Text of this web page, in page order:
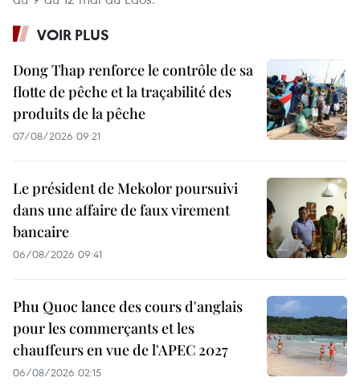
VOIR PLUS
Dong Thap renforce le contrôle de sa
flotte de pêche et la traçabilité des
produits de la pêche
07/08/2026 09:21
Le président de Mekolor poursuivi
dans une affaire de faux virement
bancaire
06/08/2026 09:41
Phu Quoc lance des cours d'anglais
pour les commerçants et les
chauffeurs en vue de l'APEC 2027
06/08/2026 02:15